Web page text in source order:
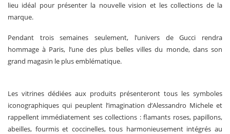
lieu idéal pour présenter la nouvelle vision et les collections de la
marque.
Pendant trois semaines seulement, l’univers de Gucci rendra
hommage à Paris, l’une des plus belles villes du monde, dans son
grand magasin le plus emblématique.
Les vitrines dédiées aux produits présenteront tous les symboles
iconographiques qui peuplent l’imagination d’Alessandro Michele et
rappellent immédiatement ses collections : flamants roses, papillons,
abeilles, fourmis et coccinelles, tous harmonieusement intégrés au